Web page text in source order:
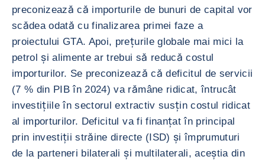
preconizează că importurile de bunuri de capital vor
scădea odată cu finalizarea primei faze a
proiectului GTA. Apoi, prețurile globale mai mici la
petrol și alimente ar trebui să reducă costul
importurilor. Se preconizează că deficitul de servicii
(7 % din PIB în 2024) va rămâne ridicat, întrucât
investițiile în sectorul extractiv susțin costul ridicat
al importurilor. Deficitul va fi finanțat în principal
prin investiții străine directe (ISD) și împrumuturi
de la parteneri bilaterali și multilaterali, aceștia din